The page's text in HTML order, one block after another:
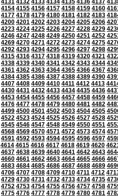
4131 4132 4133 4134 4135 4136 4137
4154 4155 4156 4157 4158 4159 4160
4177 4178 4179 4180 4181 4182 4183
4200 4201 4202 4203 4204 4205 4206
4223 4224 4225 4226 4227 4228 4229
4246 4247 4248 4249 4250 4251 4252
4269 4270 4271 4272 4273 4274 4275
4292 4293 4294 4295 4296 4297 4298
4315 4316 4317 4318 4319 4320 4321
4338 4339 4340 4341 4342 4343 4344
4361 4362 4363 4364 4365 4366 4367
4384 4385 4386 4387 4388 4389 4390
4407 4408 4409 4410 4411 4412 4413
4430 4431 4432 4433 4434 4435 4436
4453 4454 4455 4456 4457 4458 4459
4476 4477 4478 4479 4480 4481 4482
4499 4500 4501 4502 4503 4504 4505
4522 4523 4524 4525 4526 4527 4528
4545 4546 4547 4548 4549 4550 4551
4568 4569 4570 4571 4572 4573 4574
4591 4592 4593 4594 4595 4596 4597
4614 4615 4616 4617 4618 4619 4620
4637 4638 4639 4640 4641 4642 4643
4660 4661 4662 4663 4664 4665 4666
4683 4684 4685 4686 4687 4688 4689
4706 4707 4708 4709 4710 4711 4712
4729 4730 4731 4732 4733 4734 4735
4752 4753 4754 4755 4756 4757 4758
4775 4776 4777 4778 4779 4780 4781